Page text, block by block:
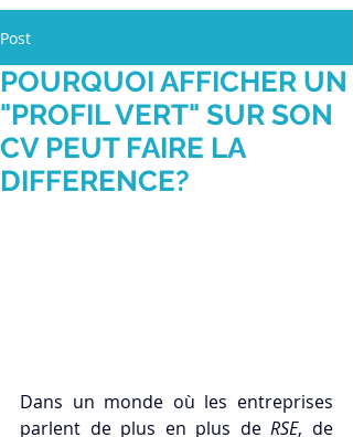
Post
POURQUOI AFFICHER UN
"PROFIL VERT" SUR SON
CV PEUT FAIRE LA
DIFFERENCE?
Dans un monde où les entreprises
parlent de plus en plus de RSE